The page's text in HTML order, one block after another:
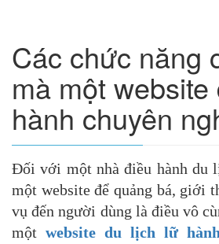
Các chức năng
mà một
hành chuyên
Đối với một nhà điều hành du
một website để quảng bá, giới
vụ đến người dùng là điều vô
một website du lịch lữ